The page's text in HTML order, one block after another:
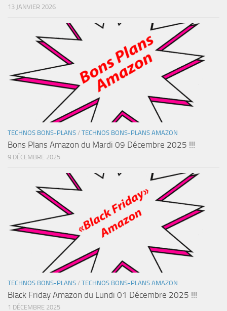
13 JANVIER 2026
TECHNOS BONS-PLANS / TECHNOS BONS-PLANS AMAZON
Bons Plans Amazon du Mardi 09 Décembre 2025 !!!
9 DÉCEMBRE 2025
TECHNOS BONS-PLANS / TECHNOS BONS-PLANS AMAZON
Black Friday Amazon du Lundi 01 Décembre 2025 !!!
1 DÉCEMBRE 2025